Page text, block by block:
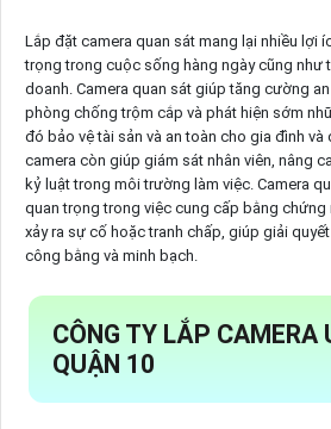
Lắp đặt camera quan sát mang lại nhiều lợi
trọng trong cuộc sống hàng ngày cũng như
doanh. Camera quan sát giúp tăng cường
phòng chống trộm cắp và phát hiện sớm
đó bảo vệ tài sản và an toàn cho gia đình
camera còn giúp giám sát nhân viên, nâng
kỷ luật trong môi trường làm việc. Camera
quan trọng trong việc cung cấp bằng
xảy ra sự cố hoặc tranh chấp, giúp giải
công bằng và minh bạch.
CÔNG TY LẮP CAMERA
QUẬN 10